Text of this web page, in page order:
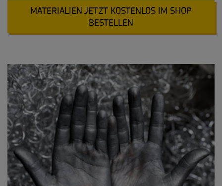
MATERIALIEN JETZT KOSTENLOS IM SHOP
BESTELLEN
KINDERARBEIT